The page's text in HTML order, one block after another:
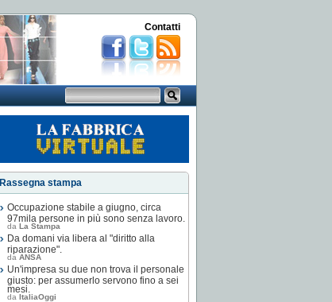
Contatti
Rassegna stampa
Occupazione stabile a giugno, circa
97mila persone in più sono senza lavoro.
da La Stampa
Da domani via libera al "diritto alla
riparazione".
da ANSA
Un'impresa su due non trova il personale
giusto: per assumerlo servono fino a sei
mesi.
da ItaliaOggi